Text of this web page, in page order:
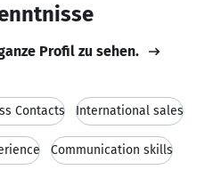
Profil zu sehen.
Contacts International sales
Communication skills